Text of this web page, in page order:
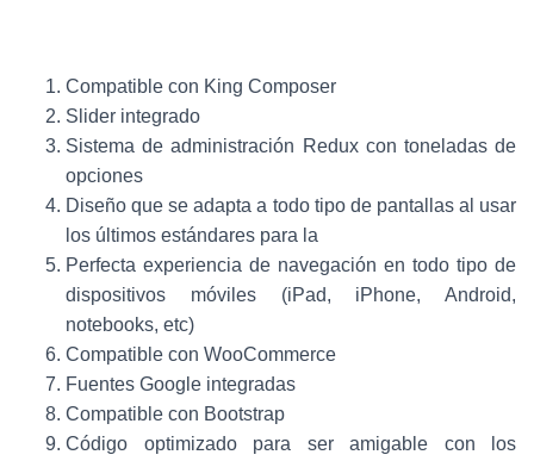
Compatible con King Composer
Slider integrado
Sistema de administración Redux con toneladas de
opciones
Diseño que se adapta a todo tipo de pantallas al usar
los últimos estándares para la
Perfecta experiencia de navegación en todo tipo de
dispositivos móviles (iPad, iPhone, Android,
notebooks, etc)
Compatible con WooCommerce
Fuentes Google integradas
Compatible con Bootstrap
Código optimizado para ser amigable con los